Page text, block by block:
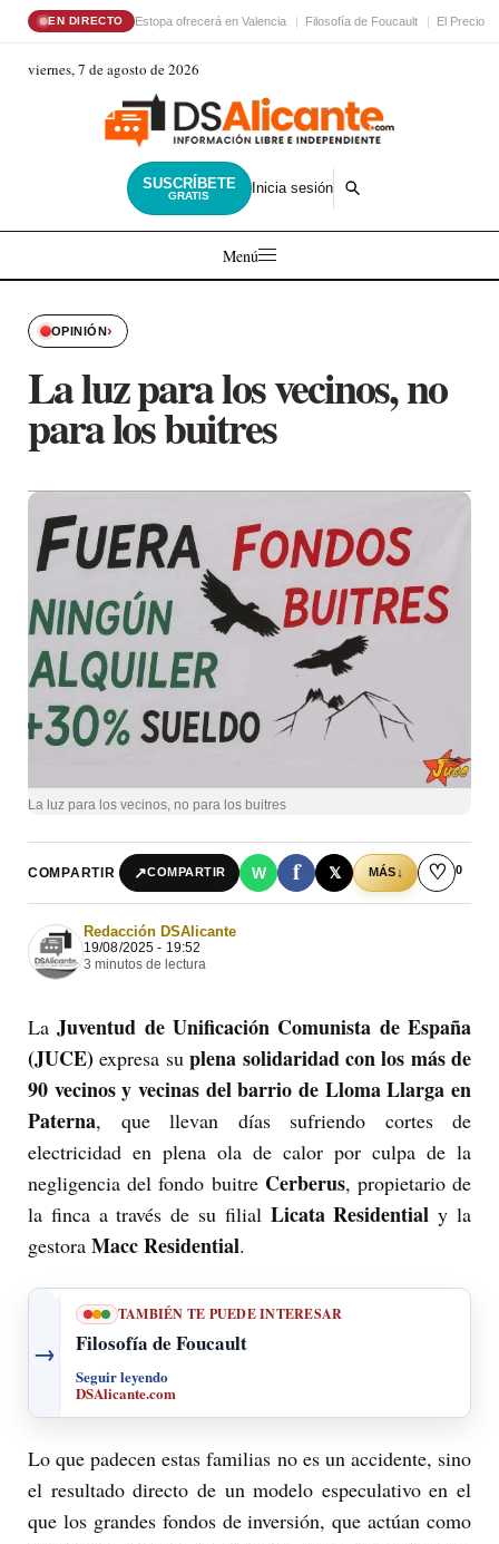
EN DIRECTO Estopa ofrecerá en Valencia Filosofía de Foucault El Precio
viernes, 7 de agosto de 2026
SUSCRÍBETE
GRATIS Inicia sesión
Menú
OPINIÓN›
La luz para los vecinos, no
para los buitres
La luz para los vecinos, no para los buitres
COMPARTIR ↗COMPARTIR W f 𝕏 MÁS↓ ♡ 0
Redacción DSAlicante
19/08/2025 - 19:52
3 minutos de lectura
LaJuventud de Unificación Comunista de España
(JUCE) expresa suplena solidaridad con los más de
90 vecinos y vecinas del barrio de Lloma Llarga en
Paterna, que llevan días sufriendo cortes de
electricidad en plena ola de calor por culpa de la
negligencia del fondo buitre Cerberus, propietario de
la finca a través de su filial Licata Residential y la
gestora Macc Residential.
→
TAMBIÉN TE PUEDE INTERESAR
Filosofía de Foucault
Seguir leyendo
DSAlicante.com
Lo que padecen estas familias no es un accidente, sino
el resultado directo de un modelo especulativo en el
que los grandes fondos de inversión, que actúan como